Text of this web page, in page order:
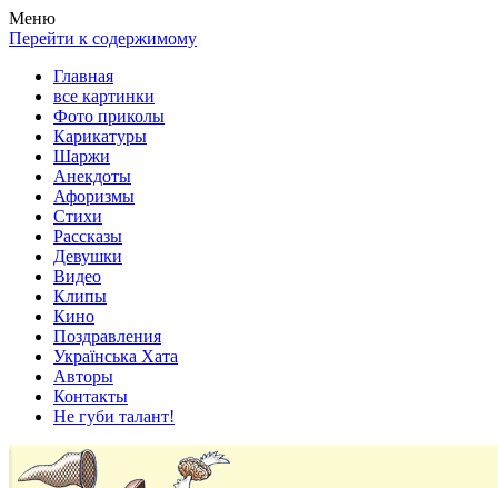
Весела хата — прикольные картинки, смешные истории,
клипы!
Покажем всем ваши фото приколы, карикатуры, шаржи, стихи,
рассказы, видео и песни!
Меню
Перейти к содержимому
Главная
все картинки
Фото приколы
Карикатуры
Шаржи
Анекдоты
Афоризмы
Стихи
Рассказы
Девушки
Видео
Клипы
Кино
Поздравления
Українська Хата
Авторы
Контакты
Не губи талант!